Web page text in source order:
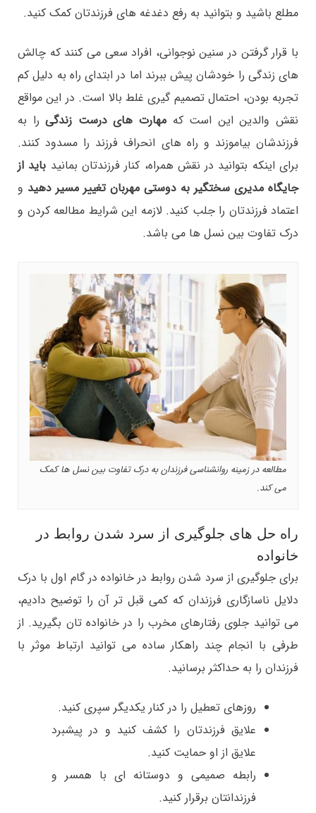
مطلع باشید و بتوانید به رفع دغدغه های فرزندتان کمک کنید.
با قرار گرفتن در سنین نوجوانی، افراد سعی می کنند که چالش
های زندگی را خودشان پیش ببرند اما در ابتدای راه به دلیل کم
تجربه بودن، احتمال تصمیم گیری غلط بالا است. در این مواقع
نقش والدین این است که مهارت های درست زندگیرا به
فرزندشان بیاموزند و راه های انحراف فرزند را مسدود کنند.
برای اینکه بتوانید در نقش همراه، کنار فرزندتان بمانید باید از
جایگاه مدیری سختگیر به دوستی مهربان تغییر مسیر دهید و
اعتماد فرزندتان را جلب کنید. لازمه این شرایط مطالعه کردن و
درک تفاوت بین نسل ها می باشد.
مطالعه در زمینه روانشناسی فرزندان به درک تفاوت بین نسل ها کمک
می کند.
راه حل های جلوگیری از سرد شدن روابط در
خانواده
برای جلوگیری از سرد شدن روابط در خانواده در گام اول با درک
دلایل ناسازگاری فرزندان که کمی قبل تر آن را توضیح دادیم،
می توانید جلوی رفتارهای مخرب را در خانواده تان بگیرید. از
طرفی با انجام چند راهکار ساده می توانید ارتباط موثر با
فرزندان را به حداکثر برسانید.
روزهای تعطیل را در کنار یکدیگر سپری کنید.
علایق فرزندتان را کشف کنید و در پیشبرد
علایق از او حمایت کنید.
رابطه صمیمی و دوستانه ای با همسر و
فرزندانتان برقرار کنید.